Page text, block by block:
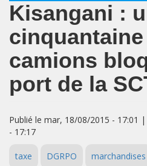
Kisangani :
cinquantaine
camions
port de la
Publié le mar, 18/08/2015 - 17:01
- 17:17
taxe DGRPO marchandises